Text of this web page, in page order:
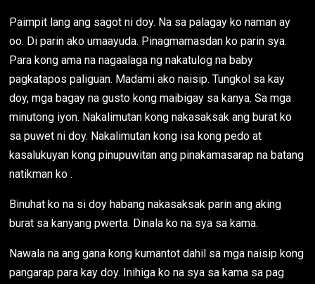
Paimpit lang ang sagot ni doy. Na sa palagay ko naman ay
oo. Di parin ako umaayuda. Pinagmamasdan ko parin sya.
Para kong ama na nagaalaga ng nakatulog na baby
pagkatapos paliguan. Madami ako naisip. Tungkol sa kay
doy, mga bagay na gusto kong maibigay sa kanya. Sa mga
minutong iyon. Nakalimutan kong nakasaksak ang burat ko
sa puwet ni doy. Nakalimutan kong isa kong pedo at
kasalukuyan kong pinupuwitan ang pinakamasarap na batang
natikman ko .
Binuhat ko na si doy habang nakasaksak parin ang aking
burat sa kanyang pwerta. Dinala ko na sya sa kama.
Nawala na ang gana kong kumantot dahil sa mga naisip kong
pangarap para kay doy. Inihiga ko na sya sa kama sa pag